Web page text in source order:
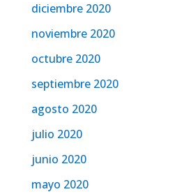
diciembre 2020
noviembre 2020
octubre 2020
septiembre 2020
agosto 2020
julio 2020
junio 2020
mayo 2020